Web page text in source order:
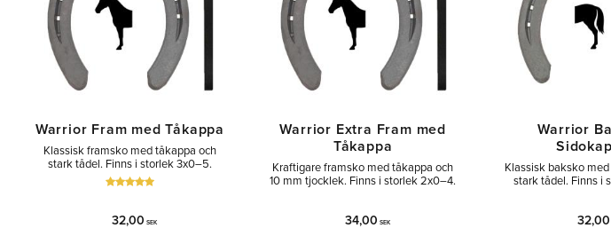
Warrior Fram med Tåkappa
Klassisk framsko med tåkappa och
stark tådel. Finns i storlek 3x0–5.
32,00 SEK
Warrior Extra Fram med
Tåkappa
Kraftigare framsko med tåkappa och
10 mm tjocklek. Finns i storlek 2x0–4.
34,00 SEK
Warrior
Klassisk baksko
stark tådel. Finns i
32,00